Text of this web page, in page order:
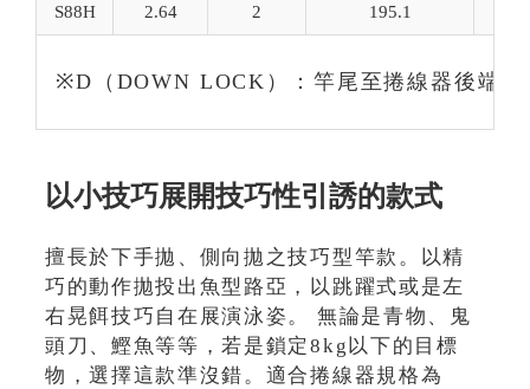
S88H 2.64 2 195.1
※D（DOWN LOCK）：竿尾至捲線器後端固
以小技巧展開技巧性引誘的款式
擅長於下手拋、側向拋之技巧型竿款。以精
巧的動作拋投出魚型路亞，以跳躍式或是左
右晃餌技巧自在展演泳姿。 無論是青物、鬼
頭刀、鰹魚等等，若是鎖定8kg以下的目標
物，選擇這款準沒錯。適合捲線器規格為